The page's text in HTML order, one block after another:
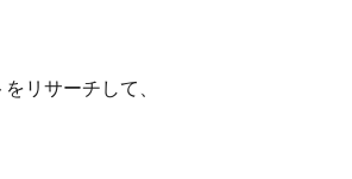
リサーチして、